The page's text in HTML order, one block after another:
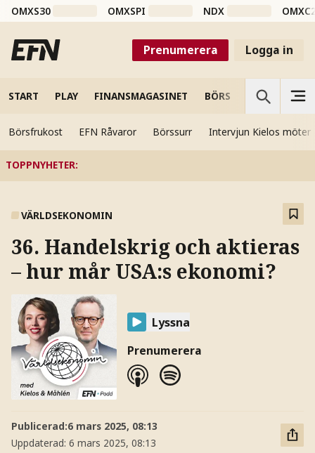
OMXS30 OMXSPI NDX
Prenumerera Logga in
START PLAY FINANSMAGASINET BÖRS VETENSKAP
Börsfrukost EFN Råvaror Börssurr Intervjun Kielos möter
TOPPNYHETER:
VÄRLDSEKONOMIN
36. Handelskrig och aktieras
– hur mår USA:s ekonomi?
Lyssna
Prenumerera
Publicerad:6 mars 2025, 08:13
Uppdaterad: 6 mars 2025, 08:13